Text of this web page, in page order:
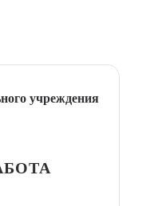
учреждения